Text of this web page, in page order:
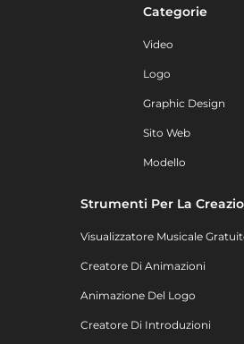
Categorie
Video
Logo
Graphic Design
Sito Web
Modello
Strumenti Per La
Visualizzatore Musicale
Creatore Di Animazioni
Animazione Del Logo
Creatore Di Introduzioni